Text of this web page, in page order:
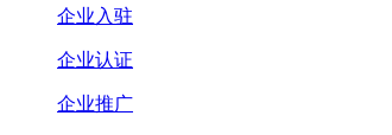
企业入驻
企业认证
企业推广